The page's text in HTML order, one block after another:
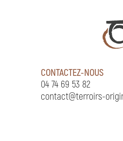
CONTACTEZ-NOUS
04 74 69 53 82
contact@terroirs-